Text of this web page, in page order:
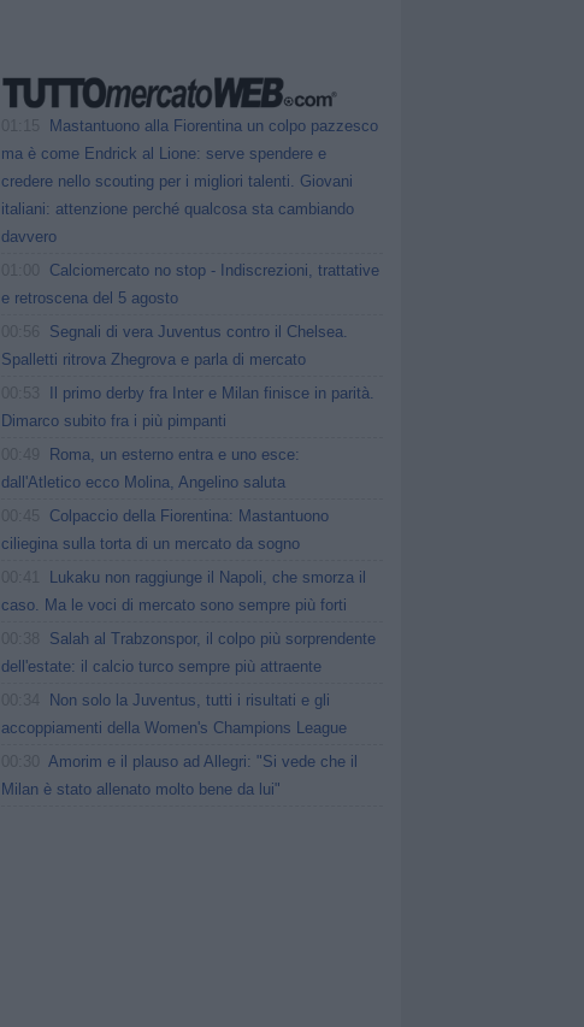
Mastantuono alla Fiorentina un colpo pazzesco
ma è come Endrick al Lione: serve spendere e
credere nello scouting per i migliori talenti. Giovani
italiani: attenzione perché qualcosa sta cambiando
davvero
Calciomercato no stop - Indiscrezioni, trattative
e retroscena del 5 agosto
Segnali di vera Juventus contro il Chelsea.
Spalletti ritrova Zhegrova e parla di mercato
Il primo derby fra Inter e Milan finisce in parità.
Dimarco subito fra i più pimpanti
Roma, un esterno entra e uno esce:
dall'Atletico ecco Molina, Angelino saluta
Colpaccio della Fiorentina: Mastantuono
ciliegina sulla torta di un mercato da sogno
Lukaku non raggiunge il Napoli, che smorza il
caso. Ma le voci di mercato sono sempre più forti
Salah al Trabzonspor, il colpo più sorprendente
dell'estate: il calcio turco sempre più attraente
Non solo la Juventus, tutti i risultati e gli
accoppiamenti della Women's Champions League
Amorim e il plauso ad Allegri: "Si vede che il
Milan è stato allenato molto bene da lui"